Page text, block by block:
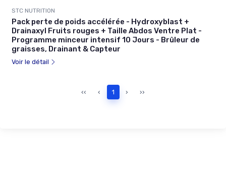
STC NUTRITION
Pack perte de poids accélérée - Hydroxyblast +
Drainaxyl Fruits rouges + Taille Abdos Ventre Plat -
Programme minceur intensif 10 Jours - Brûleur de
graisses, Drainant & Capteur
Voir le détail
‹‹ ‹ 1 › ››